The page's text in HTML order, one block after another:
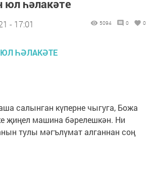
юл һәлакәте
- 17:01 5094 0 0
салынган күперне чыгуга, Божа
җиңел машина бәрелешкән. Ни
тулы мәгълүмат алганнан соң